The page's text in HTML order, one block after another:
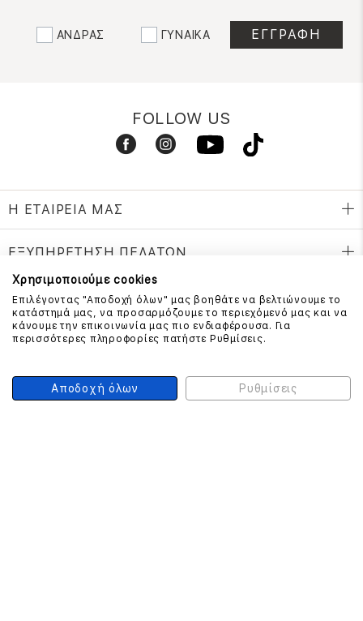
ΑΝΔΡΑΣ ΓΥΝΑΙΚΑ
FOLLOW US
Η ΕΤΑΙΡΕΙΑ ΜΑΣ
ΕΞΥΠΗΡΕΤΗΣΗ ΠΕΛΑΤΩΝ
ΕΠΙΚΟΙΝΩΝΗΣΤΕ ΜΑΖΙ ΜΑΣ
210 999 4510
Χρησιμοποιούμε cookies
Επιλέγοντας "Αποδοχή όλων" μας βοηθάτε να βελτιώνουμε το
κατάστημά μας, να προσαρμόζουμε το περιεχόμενό μας και να
κάνουμε την επικοινωνία μας πιο ενδιαφέρουσα. Για
περισσότερες πληροφορίες πατήστε Ρυθμίσεις.
Αποδοχή όλων Ρυθμίσεις